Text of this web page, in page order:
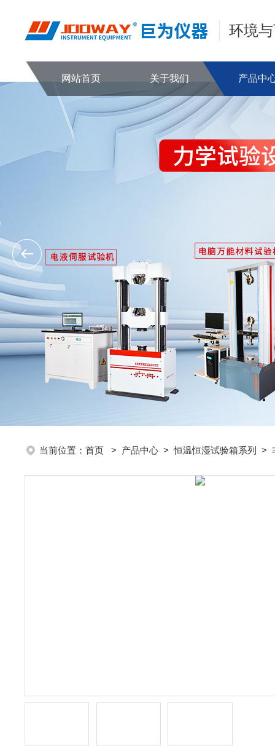
环境
网站首页 关于我们 产品中
当前位置： 首页 > 产品中心 >恒温恒湿试验箱系列 >